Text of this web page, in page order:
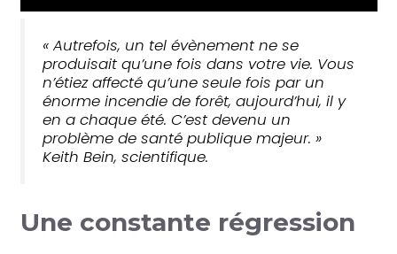
« Autrefois, un tel évènement ne se
produisait qu’une fois dans votre vie. Vous
n’étiez affecté qu’une seule fois par un
énorme incendie de forêt, aujourd’hui, il y
en a chaque été. C’est devenu un
problème de santé publique majeur. »
Keith Bein, scientifique.
Une constante régression